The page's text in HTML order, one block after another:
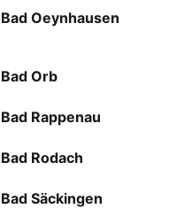
Bad Oeynhausen
Bad Orb
Bad Rappenau
Bad Rodach
Bad Säckingen